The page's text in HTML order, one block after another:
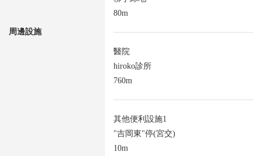
周邊設施
80m
醫院
hiroko診所
760m
其他便利設施1
"吉岡東"停(宮交)
10m